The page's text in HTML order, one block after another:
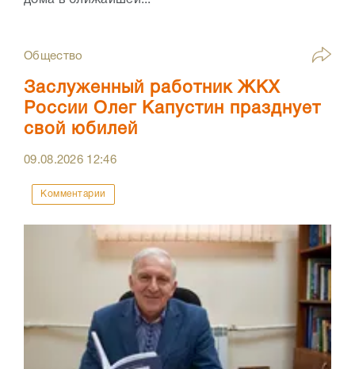
Общество
Заслуженный работник ЖКХ
России Олег Капустин празднует
свой юбилей
09.08.2026 12:46
Комментарии